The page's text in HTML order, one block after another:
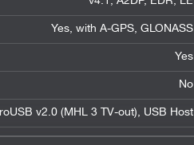
Yes, with A-GPS, GLONASS
Yes
No
v2.0 (MHL 3 TV-out), USB Host